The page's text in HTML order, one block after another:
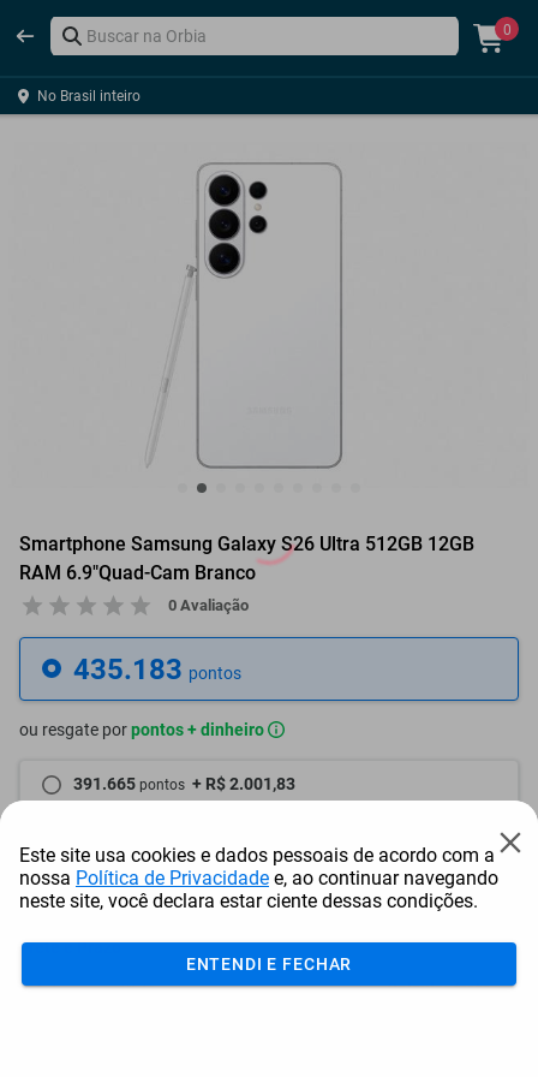
0
No Brasil inteiro
Smartphone Samsung Galaxy S26 Ultra 512GB 12GB
RAM 6.9"Quad-Cam Branco
0 Avaliação
435.183 pontos
ou resgate porpontos + dinheiro
391.665 pontos + R$ 2.001,83
348.147 pontos + R$ 4.003,66
Frete e Prazo
Calcular frete
Este site usa cookies e dados pessoais de acordo com a
nossa Política de Privacidade e, ao continuar navegando
neste site, você declara estar ciente dessas condições.
ENTENDI E FECHAR